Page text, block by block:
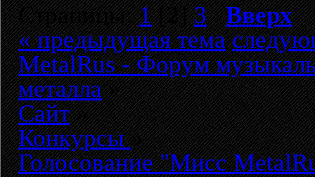
Страницы:1[2]3
Вверх
« предыдущая тема
MetalRus - Форум
металла»
Сайт»
Конкурсы»
Голосование "Мисс